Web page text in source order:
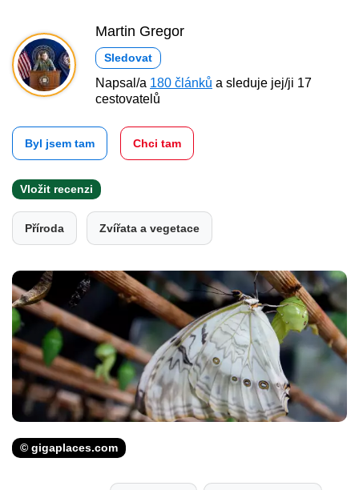
Martin Gregor
Sledovat
Napsal/a 180 článků a sleduje jej/ji 17
cestovatelů
Byl jsem tam Chci tam
Vložit recenzi
Příroda Zvířata a vegetace
© gigaplaces.com